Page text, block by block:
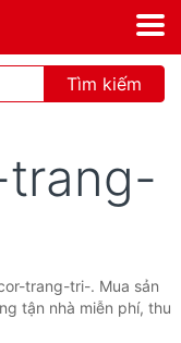
Tìm kiếm
trang-tri-. Mua sản
tận nhà miễn phí, thu